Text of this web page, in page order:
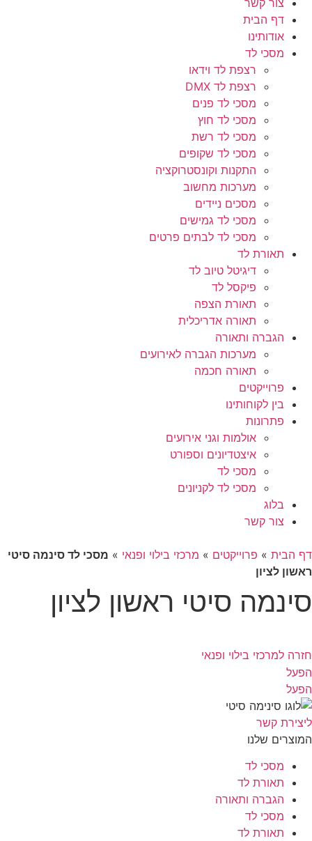
צור קשר
דף הבית
אודותינו
מסכי לד
רצפת לד וידאו
רצפת לד DMX
מסכי לד פנים
מסכי לד חוץ
מסכי לד רשת
מסכי לד שקופים
התקנות וקונסטרוקציה
מערכות מחשוב
מסכים ניידים
מסכי לד גמישים
מסכי לד לבתים פרטים
תאורת לד
דיגיטל טיוב לד
פיקסל לד
תאורת הצפה
תאורה אדריכלית
הגברה ותאורה
מערכות הגברה לאירועים
תאורה חכמה
פרוייקטים
בין לקוחותינו
פתרונות
אולמות וגני אירועים
איצטדיונים וספורט
מסכי לד
מסכי לד לקניונים
בלוג
צור קשר
דף הבית » פרוייקטים » מרכזי בילוי ופנאי » מסכי לד סינמה סיטי
ראשון לציון
סינמה סיטי ראשון לציון
חזרה למרכזי בילוי ופנאי
הפעל
הפעל
ליצירת קשר
המוצרים שלנו
מסכי לד
תאורת לד
הגברה ותאורה
מסכי לד
תאורת לד